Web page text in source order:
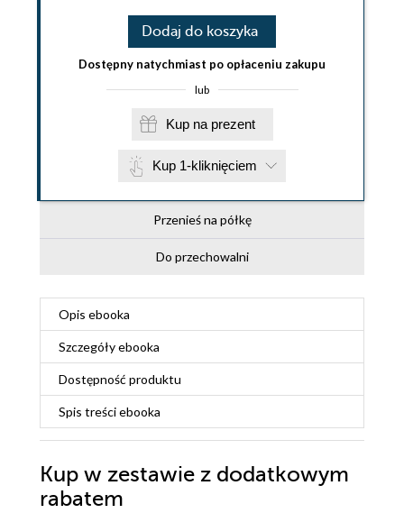
Dodaj do koszyka
Dostępny natychmiast po opłaceniu zakupu
lub
Kup na prezent
Kup 1-kliknięciem
Przenieś na półkę
Do przechowalni
Opis ebooka
Szczegółyebooka
Dostępność produktu
Spis treściebooka
Kup w zestawie z dodatkowym
rabatem